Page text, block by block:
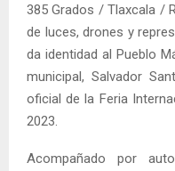
385 Grados / Tlaxcala /
de luces, drones y
da identidad al Pueblo
municipal, Salvador
oficial de la Feria
2023.
Acompañado por